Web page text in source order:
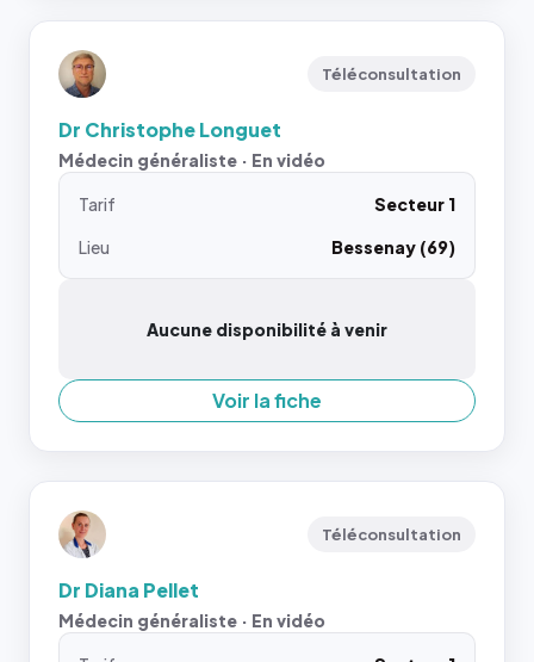
Téléconsultation
Dr Christophe Longuet
Médecin généraliste · En vidéo
Tarif
Secteur 1
Lieu
Bessenay (69)
Aucune disponibilité à venir
Voir la fiche
Téléconsultation
Dr Diana Pellet
Médecin généraliste · En vidéo